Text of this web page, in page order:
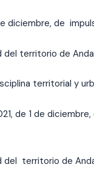
diciembre, de
del territorio de
territorial y
de 1 de
del territorio de